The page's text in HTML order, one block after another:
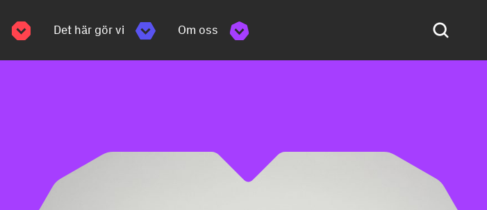
Det här gör vi Om oss